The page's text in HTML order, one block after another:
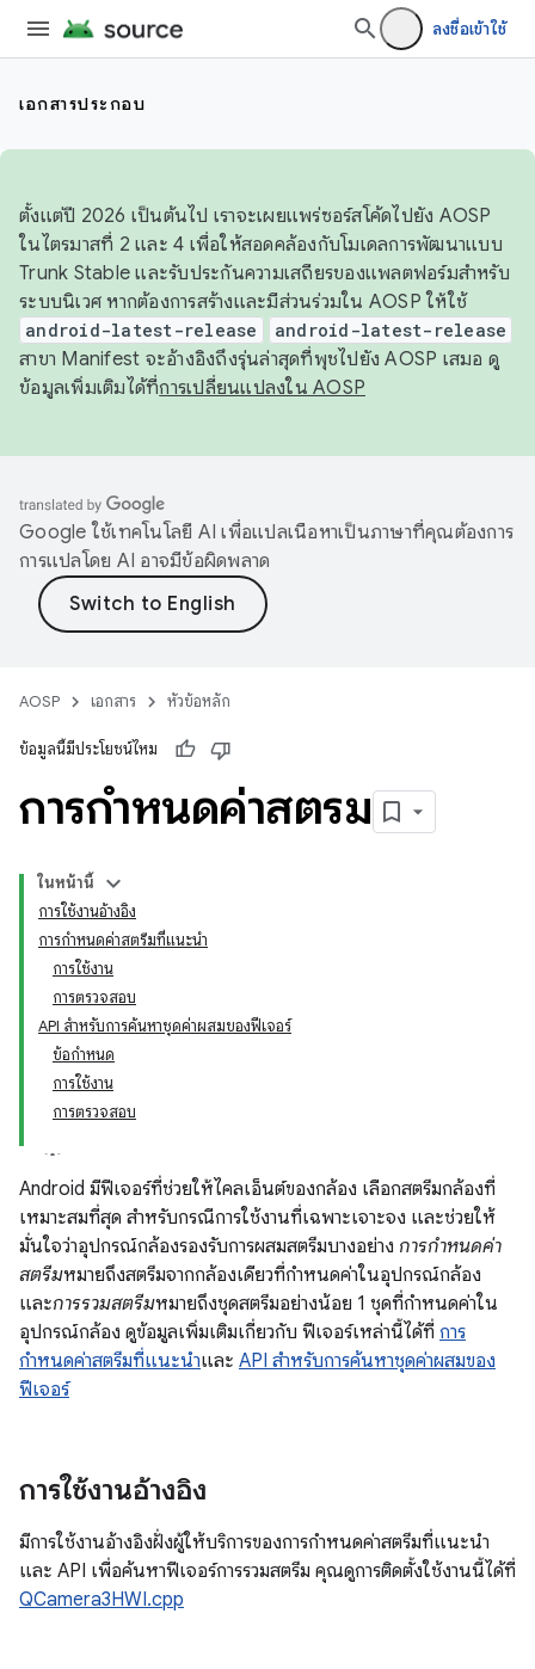
ลงชื่อเข้าใช้
เอกสารประกอบ
ตั้งแต่ปี 2026 เป็นต้นไป เราจะเผยแพร่ซอร์สโค้ดไปยัง AOSP
ในไตรมาสที่ 2 และ 4 เพื่อให้สอดคล้องกับโมเดลการพัฒนาแบบ
Trunk Stable และรับประกันความเสถียรของแพลตฟอร์มสำหรับ
ระบบนิเวศ หากต้องการสร้างและมีส่วนร่วมใน AOSP ให้ใช้
android-latest-release android-latest-release
สาขา Manifest จะอ้างอิงถึงรุ่นล่าสุดที่พุชไปยัง AOSP เสมอ ดู
ข้อมูลเพิ่มเติมได้ที่การเปลี่ยนแปลงใน AOSP
Google ใช้เทคโนโลยี AI เพื่อแปลเนื้อหาเป็นภาษาที่คุณต้องการ
การแปลโดย AI อาจมีข้อผิดพลาด
AOSP เอกสาร หัวข้อหลัก
ข้อมูลนี้มีประโยชน์ไหม
การกําหนดค่าสตรีม
ในหน้านี้
การใช้งานอ้างอิง
การกำหนดค่าสตรีมที่แนะนำ
การใช้งาน
การตรวจสอบ
API สำหรับการค้นหาชุดค่าผสมของฟีเจอร์
ข้อกำหนด
การใช้งาน
การตรวจสอบ
Android มีฟีเจอร์ที่ช่วยให้ไคลเอ็นต์ของกล้อง เลือกสตรีมกล้องที่
เหมาะสมที่สุด สำหรับกรณีการใช้งานที่เฉพาะเจาะจง และช่วยให้
มั่นใจว่าอุปกรณ์กล้องรองรับการผสมสตรีมบางอย่าง การกำหนดค่า
สตรีมหมายถึงสตรีมจากกล้องเดียวที่กำหนดค่าในอุปกรณ์กล้อง
และการรวมสตรีมหมายถึงชุดสตรีมอย่างน้อย 1 ชุดที่กำหนดค่าใน
อุปกรณ์กล้อง ดูข้อมูลเพิ่มเติมเกี่ยวกับ ฟีเจอร์เหล่านี้ได้ที่ การ
กำหนดค่าสตรีมที่แนะนำและ API สำหรับการค้นหาชุดค่าผสมของ
ฟีเจอร์
การใช้งานอ้างอิง
มีการใช้งานอ้างอิงฝั่งผู้ให้บริการของการกำหนดค่าสตรีมที่แนะนำ
และ API เพื่อค้นหาฟีเจอร์การรวมสตรีม คุณดูการติดตั้งใช้งานนี้ได้ที่
QCamera3HWI.cpp